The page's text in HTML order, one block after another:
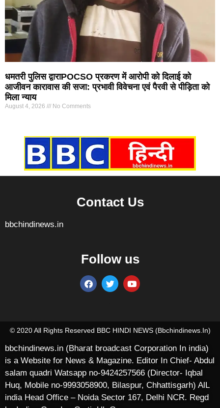
धमतरी पुलिस द्वाराPOCSO प्रकरण में आरोपी को दिलाई को
आजीवन कारावास की सजा: प्रभावी विवेचना एवं पैरवी से पीड़िता को
मिला न्याय
August 4, 2026 No Comments
Contact Us
bbchindinews.in
Follow us
© 2020 All Rights Reserved BBC HINDI NEWS (bbchindinews.in)
bbchindinews.in (Bharat broadcast Corporation In india)
is a Website for News & Magazine. Editor In Chief- Abdul
salam quadri Watsapp no-9424257566 (Director- Iqbal
Huq, Mobile no-9993058900, Bilaspur, Chhattisgarh) AlL
india Head Office – Noida Sector 167, Delhi NCR. Regd